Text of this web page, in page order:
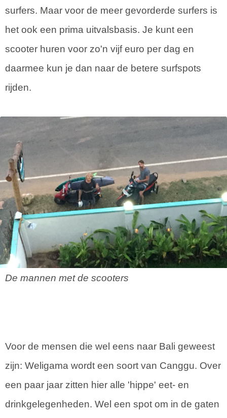
surfers. Maar voor de meer gevorderde surfers is
het ook een prima uitvalsbasis. Je kunt een
scooter huren voor zo'n vijf euro per dag en
daarmee kun je dan naar de betere surfspots
rijden.
De mannen met de scooters
Voor de mensen die wel eens naar Bali geweest
zijn: Weligama wordt een soort van Canggu. Over
een paar jaar zitten hier alle 'hippe' eet- en
drinkgelegenheden. Wel een spot om in de gaten